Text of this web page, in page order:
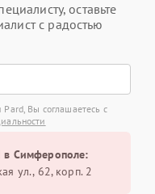
оставьте
с радостью
Вы соглашаетесь с
в Симферополе:
ул., 62, корп. 2